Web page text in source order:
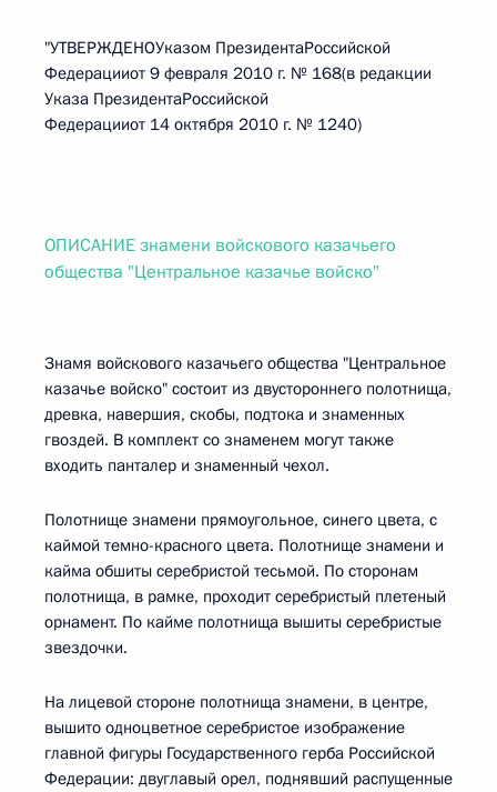
"УТВЕРЖДЕНОУказом ПрезидентаРоссийской
Федерацииот 9 февраля 2010 г. № 168(в редакции
Указа ПрезидентаРоссийской
Федерацииот 14 октября 2010 г. № 1240)
ОПИСАНИЕ знамени войскового казачьего
общества "Центральное казачье войско"
Знамя войскового казачьего общества "Центральное
казачье войско" состоит из двустороннего полотнища,
древка, навершия, скобы, подтока и знаменных
гвоздей. В комплект со знаменем могут также
входить панталер и знаменный чехол.
Полотнище знамени прямоугольное, синего цвета, с
каймой темно-красного цвета. Полотнище знамени и
кайма обшиты серебристой тесьмой. По сторонам
полотнища, в рамке, проходит серебристый плетеный
орнамент. По кайме полотнища вышиты серебристые
звездочки.
На лицевой стороне полотнища знамени, в центре,
вышито одноцветное серебристое изображение
главной фигуры Государственного герба Российской
Федерации: двуглавый орел, поднявший распущенные